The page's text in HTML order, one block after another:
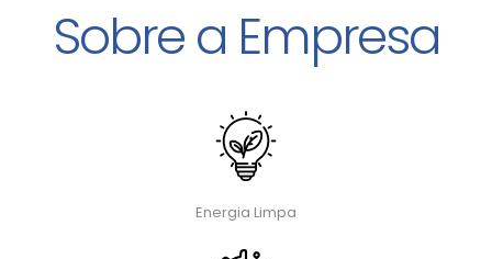
Sobre a Empresa
Energia Limpa